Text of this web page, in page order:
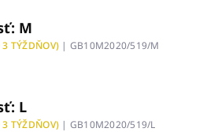
M
TÝŽDŇOV) | GB10M2020/519/M
L
TÝŽDŇOV) | GB10M2020/519/L